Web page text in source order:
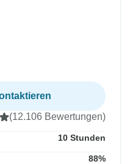
(12.106 Bewertungen)
10 Stunden
88%